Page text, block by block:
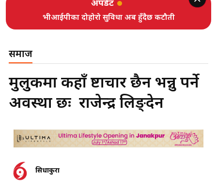
अपडेट
भीआईपीका दोहोरो सुविधा अब हुँदैछ कटौती
समाज
मुलुकमा कहाँ भ्रष्टाचार छैन भन्नु पर्ने
अवस्था छः राजेन्द्र लिङ्देन
सिधाकुरा